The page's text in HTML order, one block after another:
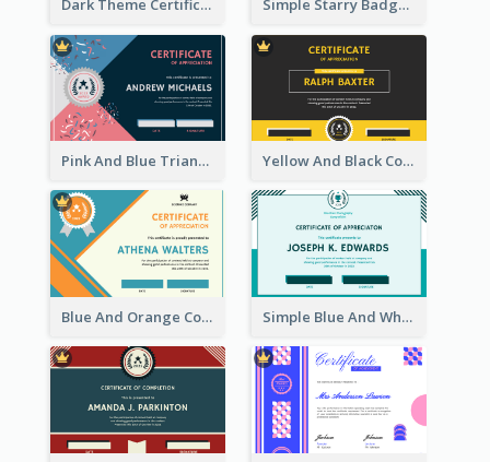
Dark Theme Certificate Design For Singing Contest Simple Starry Badge Modern Certificate Design
Pink And Blue Triangles Confetti Celebration Certificate Yellow And Black Contrast Simple Certificate
Blue And Orange Company Triangles With Badge Certificate Simple Blue And White Rectangle Certificate